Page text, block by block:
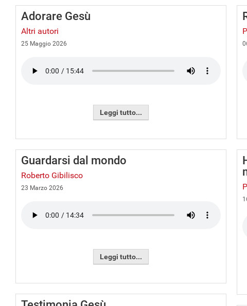
Adorare Gesù
Altri autori
25 Maggio 2026
Leggi tutto...
Guardarsi dal mondo
Roberto Gibilisco
23 Marzo 2026
Leggi tutto...